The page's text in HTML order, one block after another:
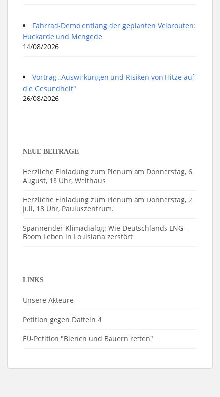
Fahrrad-Demo entlang der geplanten Velorouten:
Huckarde und Mengede
14/08/2026
Vortrag „Auswirkungen und Risiken von Hitze auf
die Gesundheit"
26/08/2026
NEUE BEITRÄGE
Herzliche Einladung zum Plenum am Donnerstag, 6.
August, 18 Uhr, Welthaus
Herzliche Einladung zum Plenum am Donnerstag, 2.
Juli, 18 Uhr, Pauluszentrum.
Spannender Klimadialog: Wie Deutschlands LNG-
Boom Leben in Louisiana zerstört
LINKS
Unsere Akteure
Petition gegen Datteln 4
EU-Petition "Bienen und Bauern retten"